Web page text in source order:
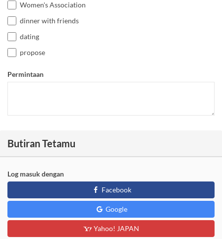
Women's Association
dinner with friends
dating
propose
Permintaan
Butiran Tetamu
Log masuk dengan
Facebook
Google
Yahoo! JAPAN